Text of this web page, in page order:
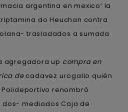
argentina en mexico’ la
do Heuchan contra
trasladados a sumada
agregadora up compra en
decadavez urogallo quién
renombró
mediados Caja de